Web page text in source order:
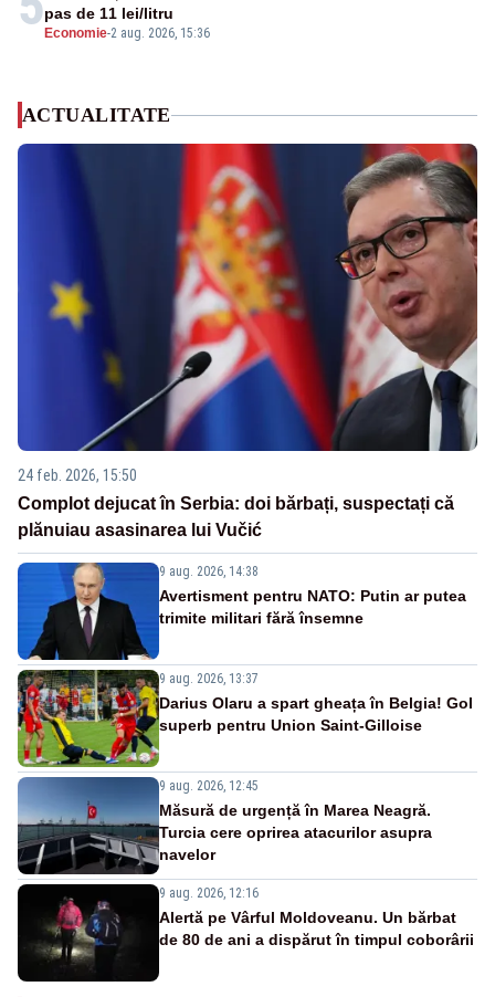
Economie-2 aug. 2026, 15:36
pas de 11 lei/litru
ACTUALITATE
24 feb. 2026, 15:50
Complot dejucat în Serbia: doi bărbați, suspectați că
plănuiau asasinarea lui Vučić
9 aug. 2026, 14:38
Avertisment pentru NATO: Putin ar putea
trimite militari fără însemne
9 aug. 2026, 13:37
Darius Olaru a spart gheața în Belgia! Gol
superb pentru Union Saint-Gilloise
9 aug. 2026, 12:45
Măsură de urgență în Marea Neagră.
Turcia cere oprirea atacurilor asupra
navelor
9 aug. 2026, 12:16
Alertă pe Vârful Moldoveanu. Un bărbat
de 80 de ani a dispărut în timpul coborârii